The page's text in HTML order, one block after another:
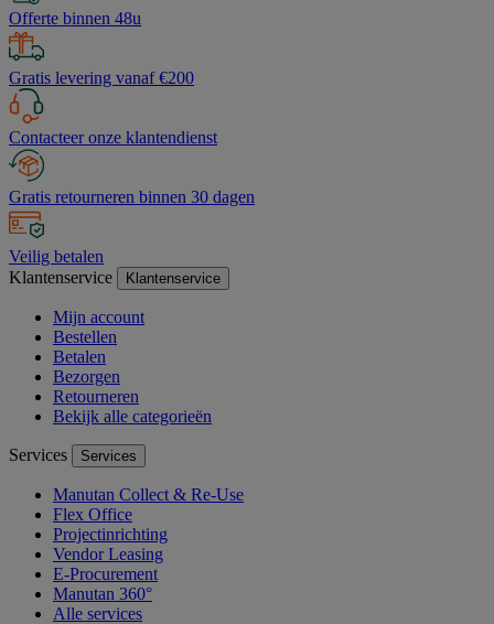
Offerte binnen 48u
Gratis levering vanaf €200
Contacteer onze klantendienst
Gratis retourneren binnen 30 dagen
Veilig betalen
Klantenservice
Klantenservice
Mijn account
Bestellen
Betalen
Bezorgen
Retourneren
Bekijk alle categorieën
Services Services
Manutan Collect & Re-Use
Flex Office
Projectinrichting
Vendor Leasing
E-Procurement
Manutan 360°
Alle services